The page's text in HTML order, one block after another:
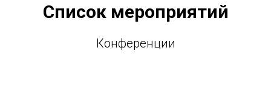
Список мероприятий
Конференции